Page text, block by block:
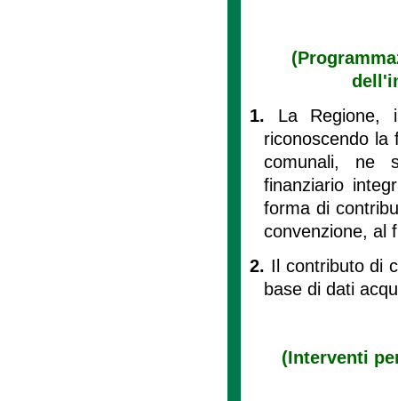
1. La Regione,
riconoscendo la
comunali, ne
finanziario
forma di
convenzione, al
2. Il contributo di
base di dati
(Interventi